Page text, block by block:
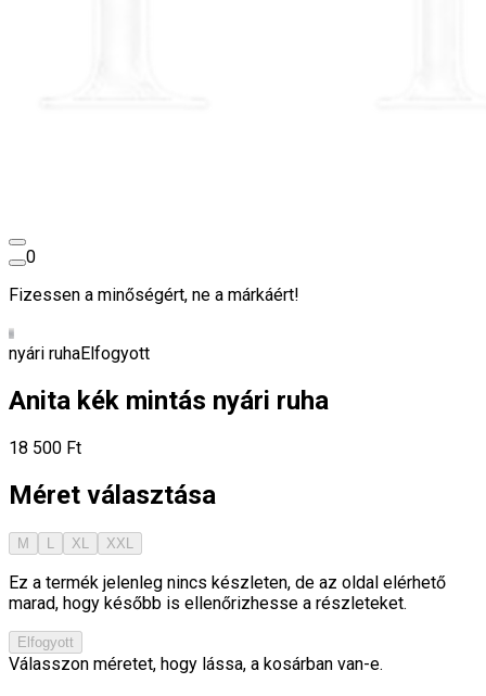
0
Fizessen a minőségért, ne a márkáért!
nyári ruhaElfogyott
Anita kék mintás nyári ruha
18 500 Ft
Méret választása
M L XL XXL
Ez a termék jelenleg nincs készleten, de az oldal elérhető
marad, hogy később is ellenőrizhesse a részleteket.
Elfogyott
Válasszon méretet, hogy lássa, a kosárban van-e.